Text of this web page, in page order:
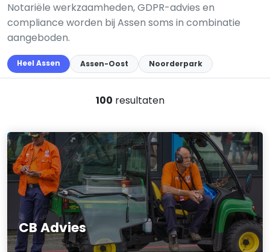
Notariële werkzaamheden, GDPR-advies en
compliance worden bij Assen soms in combinatie
aangeboden.
Heel Assen Assen-Oost Noorderpark
100 resultaten
CB Advies